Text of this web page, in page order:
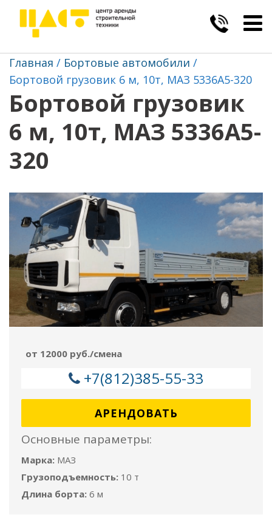
Главная
Бортовые автомобили
Бортовой грузовик 6 м, 10т, МАЗ 5336А5-320
Бортовой грузовик
6 м, 10т, МАЗ 5336А5-
320
от 12000 руб./смена
+7(812)385-55-33
АРЕНДОВАТЬ
Основные параметры:
Марка: МАЗ
Грузоподъемность: 10 т
Длина борта: 6 м